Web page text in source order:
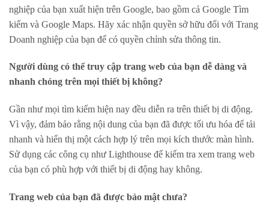
nghiệp của bạn xuất hiện trên Google, bao gồm cả Google Tìm
kiếm và Google Maps. Hãy xác nhận quyền sở hữu đối với Trang
Doanh nghiệp của bạn để có quyền chỉnh sửa thông tin.
Người dùng có thể truy cập trang web của bạn dễ dàng và
nhanh chóng trên mọi thiết bị không?
Gần như mọi tìm kiếm hiện nay đều diễn ra trên thiết bị di động.
Vì vậy, đảm bảo rằng nội dung của bạn đã được tối ưu hóa để tải
nhanh và hiển thị một cách hợp lý trên mọi kích thước màn hình.
Sử dụng các công cụ như Lighthouse để kiểm tra xem trang web
của bạn có phù hợp với thiết bị di động hay không.
Trang web của bạn đã được bảo mật chưa?